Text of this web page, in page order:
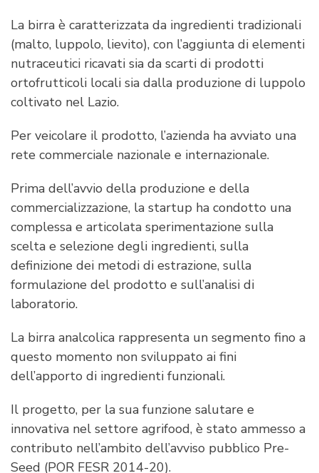
La birra è caratterizzata da ingredienti tradizionali
(malto, luppolo, lievito), con l’aggiunta di elementi
nutraceutici ricavati sia da scarti di prodotti
ortofrutticoli locali sia dalla produzione di luppolo
coltivato nel Lazio.
Per veicolare il prodotto, l’azienda ha avviato una
rete commerciale nazionale e internazionale.
Prima dell’avvio della produzione e della
commercializzazione, la startup ha condotto una
complessa e articolata sperimentazione sulla
scelta e selezione degli ingredienti, sulla
definizione dei metodi di estrazione, sulla
formulazione del prodotto e sull’analisi di
laboratorio.
La birra analcolica rappresenta un segmento fino a
questo momento non sviluppato ai fini
dell’apporto di ingredienti funzionali.
Il progetto, per la sua funzione salutare e
innovativa nel settore agrifood, è stato ammesso a
contributo nell’ambito dell’avviso pubblico Pre-
Seed (POR FESR 2014-20).